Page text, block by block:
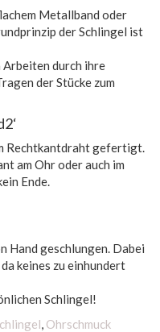
Metallband oder
der Schlingel ist
Arbeiten durch ihre
der Stücke zum
Rechtkantdraht gefertigt.
am Ohr oder auch im
Ende.
Hand geschlungen. Dabei
keines zu einhundert
Schlingel!
, Ohrschmuck